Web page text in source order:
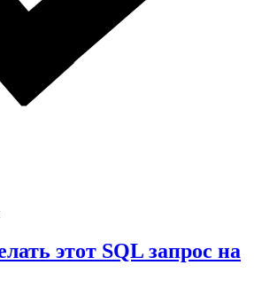
этот SQL запрос на